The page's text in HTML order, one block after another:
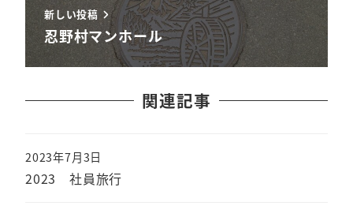
新しい投稿
忍野村マンホール
関連記事
2023 社員旅行
2023年7月3日